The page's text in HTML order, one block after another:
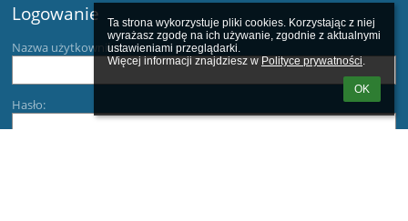
Ta strona wykorzystuje pliki cookies. Korzystając z niej
wyrażasz zgodę na ich używanie, zgodnie z aktualnymi
ustawieniami przeglądarki.
Więcej informacji znajdziesz w Polityce prywatności.
OK
Logowanie
Nazwa użytkownika:
Hasło: